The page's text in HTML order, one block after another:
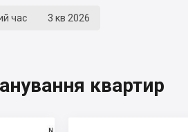
час 3 кв 2026
квартир